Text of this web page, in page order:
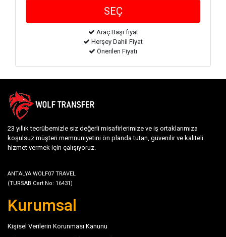
Araç Başı fiyat
Herşey Dahil Fiyat
Önerilen Fiyatı
23 yıllık tecrübemizle siz değerli misafirlerimize ve iş ortaklarımıza
koşulsuz müşteri memnuniyetini ön planda tutan, güvenilir ve kaliteli
hizmet vermek için çalışıyoruz.
ANTALYA WOLF07 TRAVEL
(TURSAB Cert No: 16431)
Kurumsal
Kişisel Verilerin Korunması Kanunu